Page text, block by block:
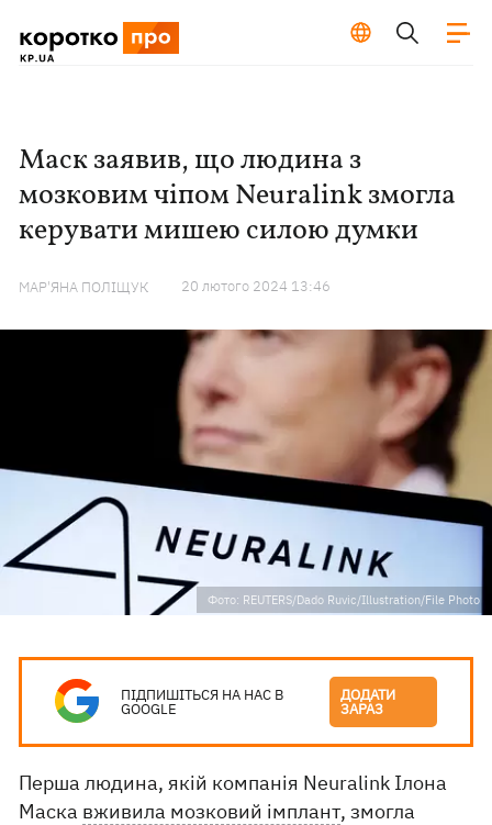
Маск заявив, що людина з
мозковим чіпом Neuralink змогла
керувати мишею силою думки
МАР'ЯНА ПОЛІЩУК 20 лютого 2024 13:46
Фото: REUTERS/Dado Ruvic/Illustration/File Photo
ПІДПИШІТЬСЯ НА НАС В
GOOGLE
ДОДАТИ
ЗАРАЗ
Перша людина, якій компанія Neuralink Ілона
Маска вживила мозковий імплант, змогла